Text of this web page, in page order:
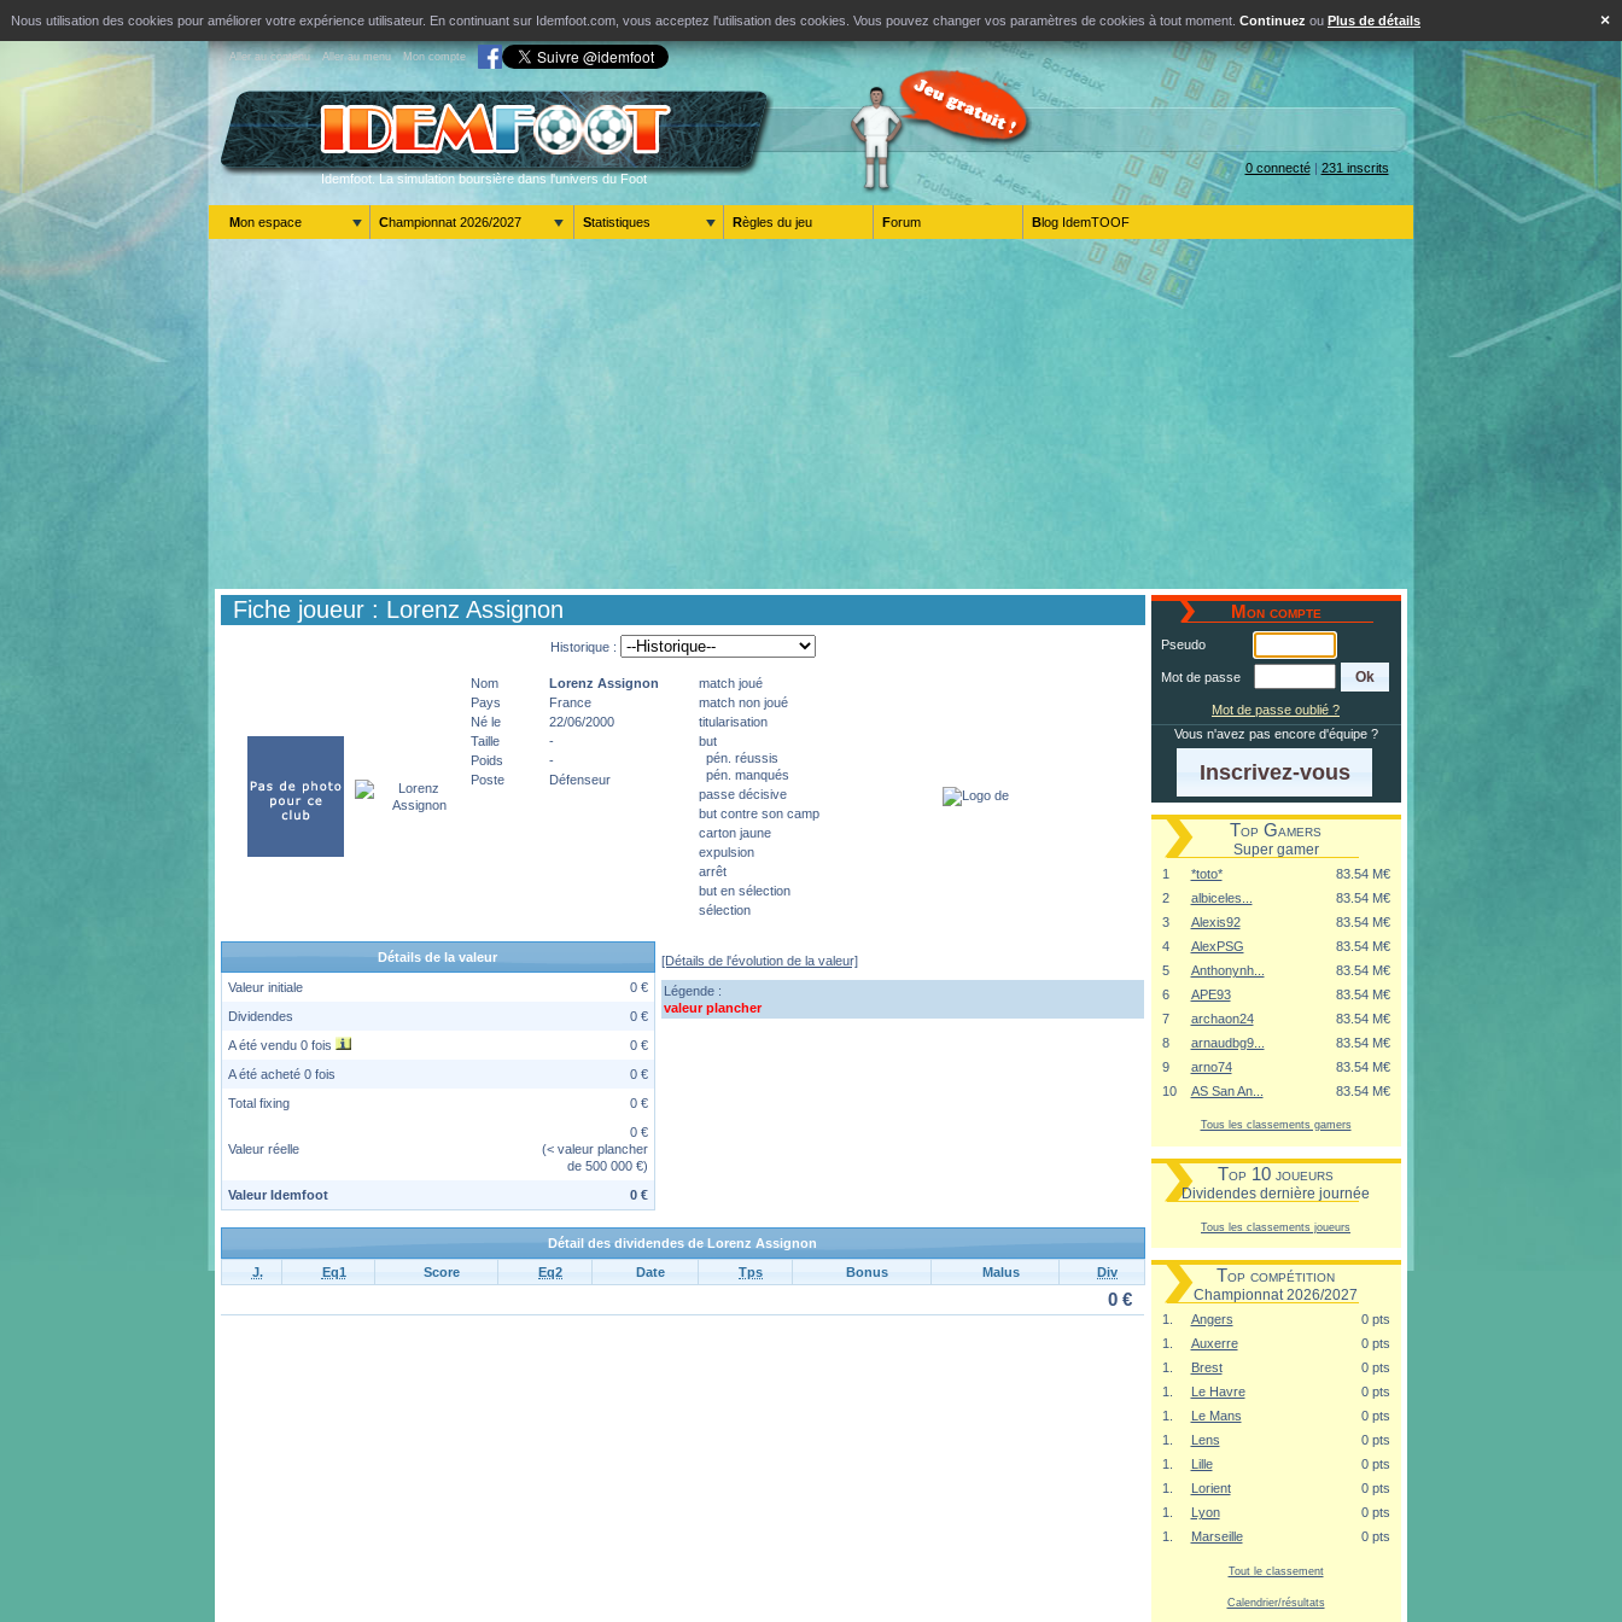
×
Nous utilisation des cookies pour améliorer votre expérience utilisateur. En continuant sur Idemfoot.com, vous acceptez l'utilisation des cookies. Vous pouvez changer vos paramètres de cookies à tout moment. Continuez ou Plus de détails
Aller au contenu Aller au menu Mon compte
Idemfoot. La simulation boursière dans l'univers du Foot
0 connecté| 231 inscrits
Mon espace Championnat 2026/2027 Statistiques Règles du jeu Forum Blog IdemTOOF
Fiche joueur : Lorenz Assignon
Historique :
Nom Lorenz Assignon
Pays
France
Né le
22/06/2000
Taille
-
Poids
-
Poste
Défenseur
match joué
match non joué
titularisation
but
pén. réussis
pén. manqués
passe décisive
but contre son camp
carton jaune
expulsion
arrêt
but en sélection
sélection
Détails de la valeur
Valeur initiale
0 €
Dividendes
0 €
A été vendu 0 fois
0 €
A été acheté 0 fois
0 €
Total fixing
0 €
Valeur réelle
0 €
(< valeur plancher
de 500 000 €)
Valeur Idemfoot
0 €
[Détails de l'évolution de la valeur]
Légende :
valeur plancher
Détail des dividendes de Lorenz Assignon
J.
Eq1 Score Eq2 Date Tps Bonus Malus Div
0 €
Mon compte
Pseudo
Mot de passe
Mot de passe oublié ?
Vous n'avez pas encore d'équipe ?
Inscrivez-vous
Top Gamers
Super gamer
1 *toto*
83.54 M€
2
albiceles...
83.54 M€
3
Alexis92
83.54 M€
4
AlexPSG
83.54 M€
5
Anthonynh...
83.54 M€
6
APE93
83.54 M€
7
archaon24
83.54 M€
8
arnaudbg9...
83.54 M€
9
arno74
83.54 M€
10
AS San An... 83.54 M€
Tous les classements gamers
Top 10 joueurs
Dividendes dernière journée
Tous les classements joueurs
Top compétition
Championnat 2026/2027
1. Angers
0 pts
1.
Auxerre
0 pts
1.
Brest
0 pts
1.
Le Havre
0 pts
1.
Le Mans
0 pts
1.
Lens
0 pts
1.
Lille
0 pts
1.
Lorient
0 pts
1.
Lyon
0 pts
1.
Marseille 0 pts
Tout le classement
Calendrier/résultats